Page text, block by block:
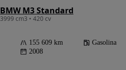
BMW M3 Standard
3999 cm3 • 420 cv
155 609 km Gasolina
2008